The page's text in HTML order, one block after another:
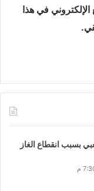
في هذا
انقطاع الغاز